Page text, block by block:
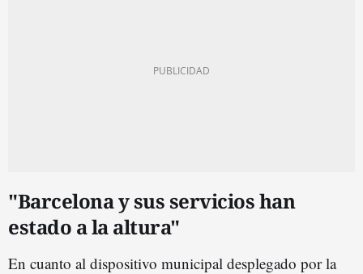
"Barcelona y sus servicios han
estado a la altura"
En cuanto al dispositivo municipal desplegado por la